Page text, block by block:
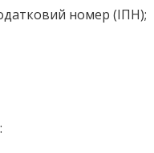
номер (ІПН);